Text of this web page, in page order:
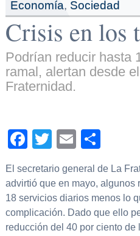
Economía, Sociedad
Crisis en los
Podrían reducir hasta
ramal, alertan desde
Fraternidad.
Facebook
TwitterEmail
El secretario general de La
advirtió que en mayo, algunos
18 servicios diarios menos lo
complicación. Dado que ello
reducción del 40 por ciento